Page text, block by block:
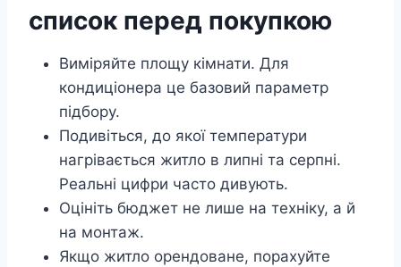
список перед покупкою
Виміряйте площу кімнати. Для
кондиціонера це базовий параметр
підбору.
Подивіться, до якої температури
нагрівається житло в липні та серпні.
Реальні цифри часто дивують.
Оцініть бюджет не лише на техніку, а й
на монтаж.
Якщо житло орендоване, порахуйте